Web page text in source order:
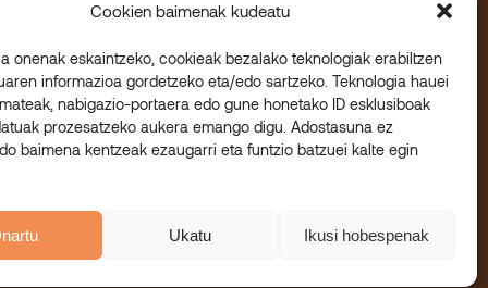
Cookien baimenak kudeatu
onenak eskaintzeko, cookieak bezalako teknologiak erabiltzen
informazioa gordetzeko eta/edo sartzeko. Teknologia hauei
nabigazio-portaera edo gune honetako ID esklusiboak
prozesatzeko aukera emango digu. Adostasuna ez
baimena kentzeak ezaugarri eta funtzio batzuei kalte egin
Ukatu Ikusi hobespenak